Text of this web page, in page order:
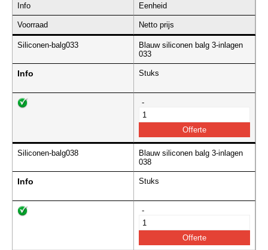
Info Eenheid
Voorraad Netto prijs
Siliconen-balg033
Blauw siliconen balg 3-inlagen
033
Info Stuks
-
Siliconen-balg038
Blauw siliconen balg 3-inlagen
038
Info Stuks
-